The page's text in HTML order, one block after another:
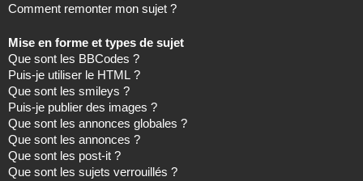
Comment remonter mon sujet ?
Mise en forme et types de sujet
Que sont les BBCodes ?
Puis-je utiliser le HTML ?
Que sont les smileys ?
Puis-je publier des images ?
Que sont les annonces globales ?
Que sont les annonces ?
Que sont les post-it ?
Que sont les sujets verrouillés ?